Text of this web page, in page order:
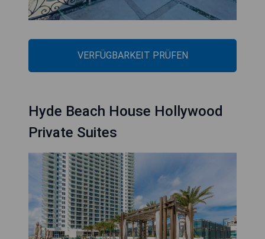
VERFÜGBARKEIT PRÜFEN
Hyde Beach House Hollywood
Private Suites